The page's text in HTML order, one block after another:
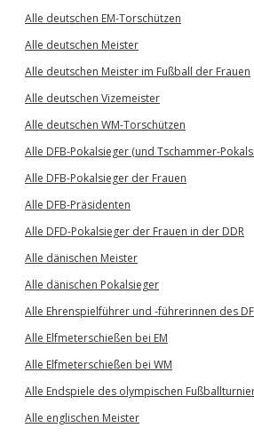
Alle deutschen EM-Torschützen
Alle deutschen Meister
Alle deutschen Meister im Fußball der Frauen
Alle deutschen Vizemeister
Alle deutschen WM-Torschützen
Alle DFB-Pokalsieger (und Tschammer-
Alle DFB-Pokalsieger der Frauen
Alle DFB-Präsidenten
Alle DFD-Pokalsieger der Frauen in der DDR
Alle dänischen Meister
Alle dänischen Pokalsieger
Alle Ehrenspielführer und -führerinnen des
Alle Elfmeterschießen bei EM
Alle Elfmeterschießen bei WM
Alle Endspiele des olympischen
Alle englischen Meister